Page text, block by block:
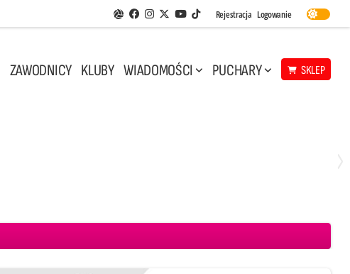
Aplikacja Siatkarskie Ligi
Facebook
Instagram
Twitter
Youtube
TikTok
Rejestracja Logowanie
ZAWODNICY KLUBY WIADOMOŚCI PUCHARY SKLEP